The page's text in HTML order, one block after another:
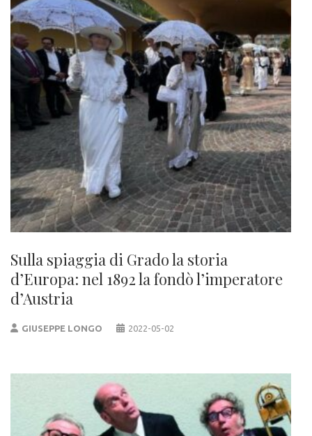
Sulla spiaggia di Grado la storia
d’Europa: nel 1892 la fondò l’imperatore
d’Austria
GIUSEPPE LONGO 2022-05-02